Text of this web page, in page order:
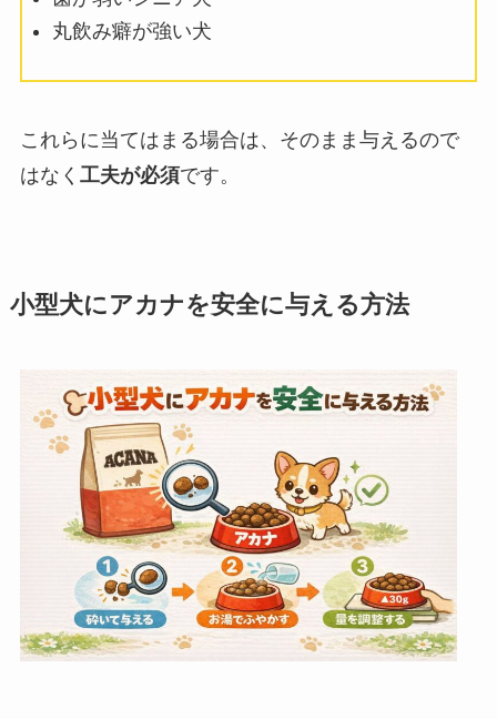
丸飲み癖が強い犬
これらに当てはまる場合は、そのまま与えるので
はなく 工夫が必須です。
小型犬にアカナを安全に与える方法